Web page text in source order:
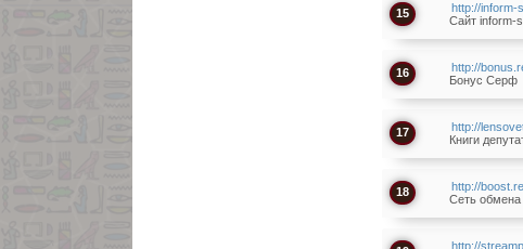
15
http://inform-
Сайт inform-
16
http://
Бонус Серф
17
http://
Книги
18
http://
Сеть обмена
http://